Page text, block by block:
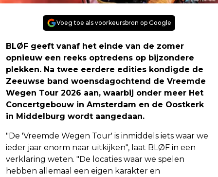
Voeg toe als voorkeursbron op Google
BLØF geeft vanaf het einde van de zomer
opnieuw een reeks optredens op bijzondere
plekken. Na twee eerdere edities kondigde de
Zeeuwse band woensdagochtend de Vreemde
Wegen Tour 2026 aan, waarbij onder meer Het
Concertgebouw in Amsterdam en de Oostkerk
in Middelburg wordt aangedaan.
"De 'Vreemde Wegen Tour' is inmiddels iets waar we
ieder jaar enorm naar uitkijken", laat BLØF in een
verklaring weten. "De locaties waar we spelen
hebben allemaal een eigen karakter en